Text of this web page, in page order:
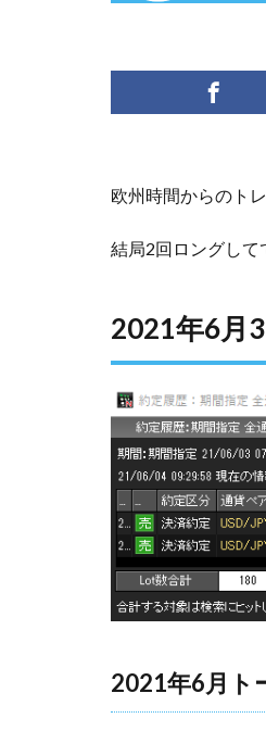
欧州時間からのト
結局2回ロングして
2021年6月
2021年6月ト